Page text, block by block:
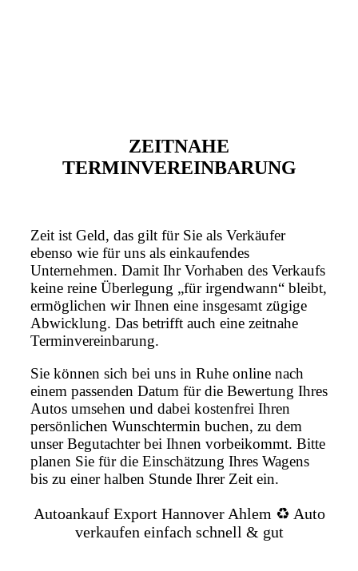
ZEITNAHE
TERMINVEREINBARUNG
Zeit ist Geld, das gilt für Sie als Verkäufer
ebenso wie für uns als einkaufendes
Unternehmen. Damit Ihr Vorhaben des Verkaufs
keine reine Überlegung „für irgendwann“ bleibt,
ermöglichen wir Ihnen eine insgesamt zügige
Abwicklung. Das betrifft auch eine zeitnahe
Terminvereinbarung.
Sie können sich bei uns in Ruhe online nach
einem passenden Datum für die Bewertung Ihres
Autos umsehen und dabei kostenfrei Ihren
persönlichen Wunschtermin buchen, zu dem
unser Begutachter bei Ihnen vorbeikommt. Bitte
planen Sie für die Einschätzung Ihres Wagens
bis zu einer halben Stunde Ihrer Zeit ein.
Autoankauf Export Hannover Ahlem ♻️ Auto
verkaufen einfach schnell & gut